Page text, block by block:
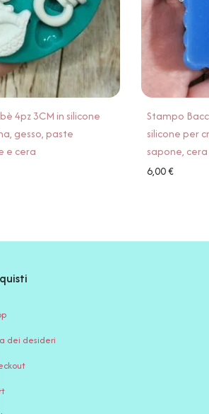
4pz 3CM in silicone
gesso, paste
e cera
Stampo
silicone per
sapone,
6,00€
dei desideri